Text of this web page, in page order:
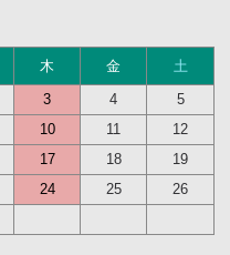
木 金
土
3 4
5
10 11
12
17 18
19
24 25
26